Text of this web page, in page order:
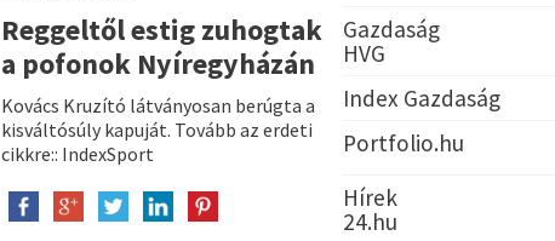
Reggeltől estig zuhogtak
a pofonok Nyíregyházán
Kovács Kruzító látványosan berúgta a
kisváltósúly kapuját. Tovább az erdeti
cikkre:: IndexSport
Gazdaság
HVG
Index Gazdaság
Portfolio.hu
Hírek
24.hu